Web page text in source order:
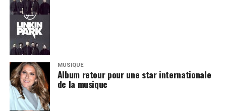
MUSIQUE
Album retour pour une star internationale
de la musique